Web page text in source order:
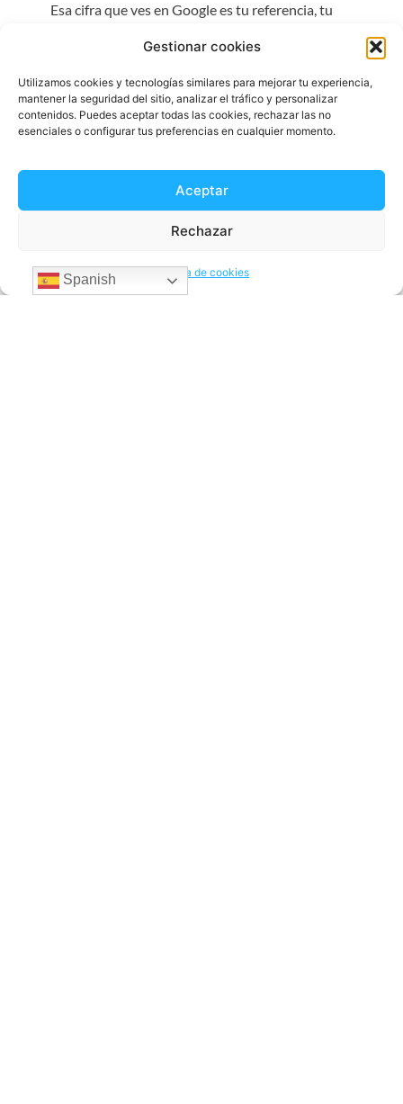
Gestionar cookies
Utilizamos cookies y tecnologías similares para mejorar tu experiencia,
mantener la seguridad del sitio, analizar el tráfico y personalizar
contenidos. Puedes aceptar todas las cookies, rechazar las no
esenciales o configurar tus preferencias en cualquier momento.
Aceptar
Rechazar
Política de cookies
Esa cifra que ves en Google es tu referencia, tu
ofrece la plataforma de envío es, en la práctica,
una comisión oculta que te están cobrando. Es
una comprobación simple que te da un poder
inmenso para saber cuánto te cuesta de verdad la
transferencia.
¿Existe alguna manera de enviar
dinero a Venezuela sin pagar
comisiones tan altas?
¡Por supuesto que sí! Afortunadamente, las cosas han
cambiado mucho y ya no estamos atados a las opciones de
Spanish